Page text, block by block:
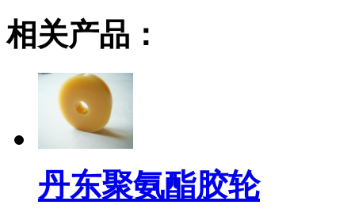
相关产品：
丹东聚氨酯胶轮